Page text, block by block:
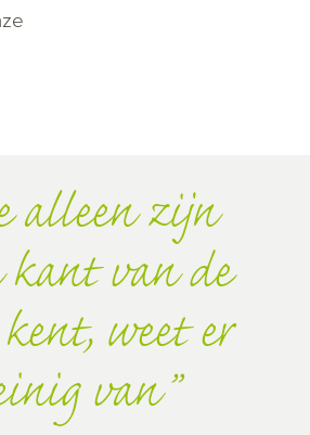
alleen zijn
kant van de
weet er
van